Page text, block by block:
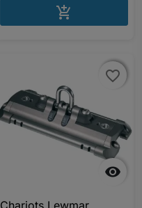


favorite_border
favorite_border